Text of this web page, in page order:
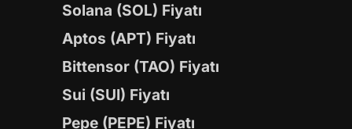
Solana (SOL) Fiyatı
Aptos (APT) Fiyatı
Bittensor (TAO) Fiyatı
Sui (SUI) Fiyatı
Pepe (PEPE) Fiyatı